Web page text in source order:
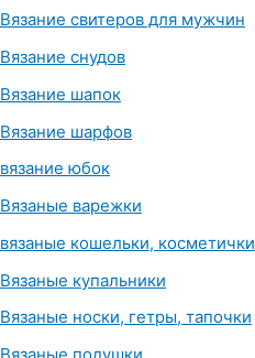
Вязание свитеров для мужчин
Вязание снудов
Вязание шапок
Вязание шарфов
вязание юбок
Вязаные варежки
вязаные кошельки, косметички
Вязаные купальники
Вязаные носки, гетры, тапочки